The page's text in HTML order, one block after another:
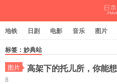
地铁 日剧 电影 音乐 图片
标签：妙典站
图片 高架下的托儿所，你能
8